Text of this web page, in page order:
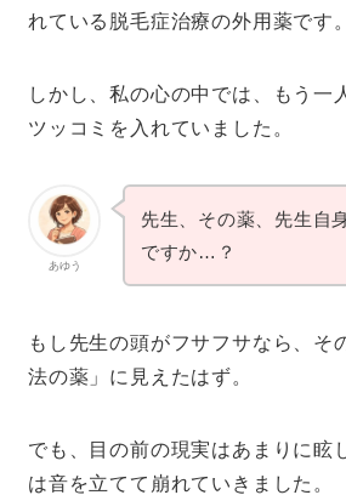
れている脱毛症治療の外用薬です
しかし、私の心の中では、もう一
ツッコミを入れていました。
あゆう
先生、その薬、先生自
ですか…？
もし先生の頭がフサフサなら、そ
法の薬」に見えたはず。
でも、目の前の現実はあまりに眩
は音を立てて崩れていきました。